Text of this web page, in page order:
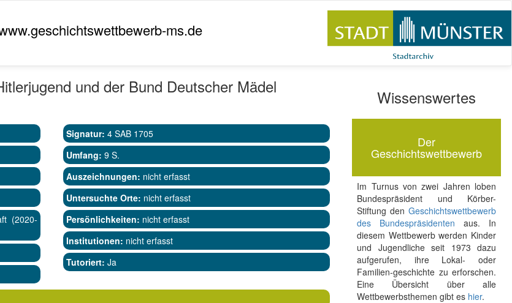
ms.de
und der Bund Deutscher Mädel
(2020-
Signatur: 4 SAB 1705
Umfang: 9 S.
Auszeichnungen: nicht erfasst
Untersuchte Orte: nicht erfasst
Persönlichkeiten: nicht erfasst
Institutionen: nicht erfasst
Tutoriert: Ja
Wissenswertes
Der
Geschichtswettbewerb
Im Turnus von zwei Jahren loben
Bundespräsident und Körber-
Stiftung den Geschichtswettbewerb
des Bundespräsidenten aus. In
diesem Wettbewerb werden Kinder
und Jugendliche seit 1973 dazu
aufgerufen, ihre Lokal- oder
Familien-geschichte zu erforschen.
Eine Übersicht über alle
Wettbewerbsthemen gibt es hier.